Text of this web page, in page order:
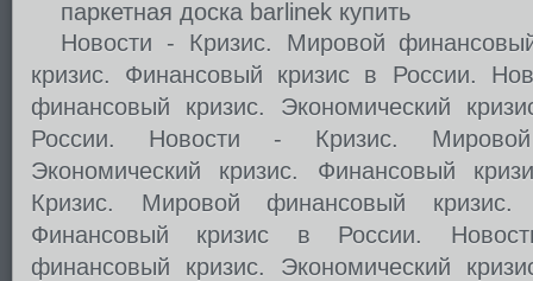
паркетная доска barlinek купить
Новости - Кризис. Мировой
кризис. Финансовый кризис в России.
финансовый кризис. Экономический
России. Новости - Кризис.
Экономический кризис. Финансовый
Кризис. Мировой финансовый кризис.
Финансовый кризис в России.
финансовый кризис. Экономический